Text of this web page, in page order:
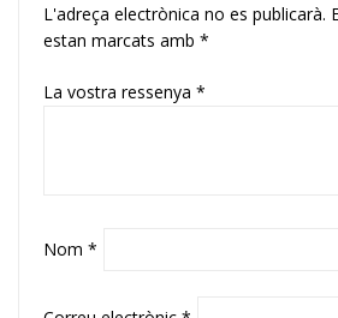
L'adreça electrònica no es publicarà.
estan marcats amb *
La vostra ressenya *
Nom *